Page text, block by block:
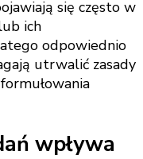
się często w
ich
odpowiednio
utrwalić zasady
wpływa